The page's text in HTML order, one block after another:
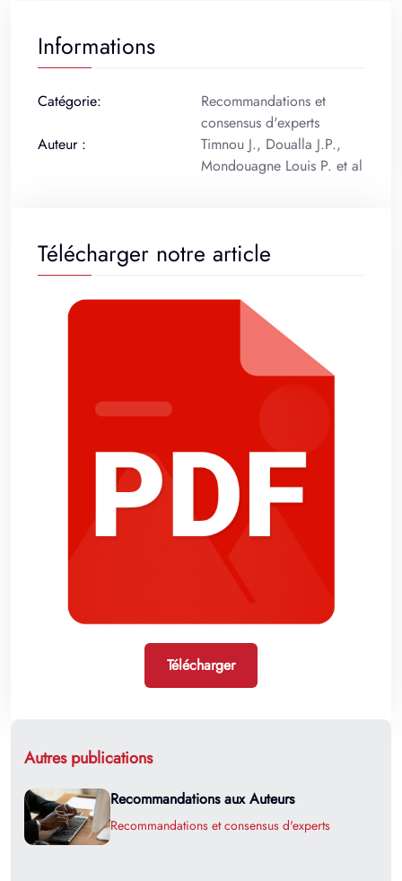
Informations
Catégorie:
Recommandations et
consensus d'experts
Auteur :
Timnou J., Doualla J.P.,
Mondouagne Louis P. et al
Télécharger notre article
Télécharger
Autres publications
Recommandations aux Auteurs
Recommandations et consensus d'experts